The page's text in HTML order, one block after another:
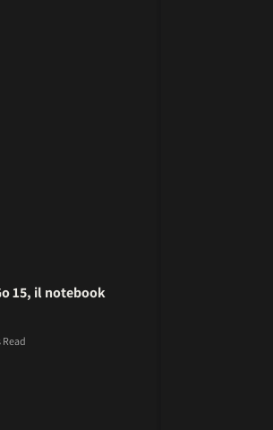
15, il notebook
Read